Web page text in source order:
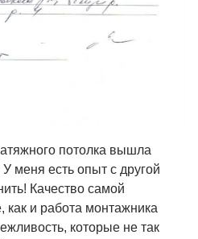
потолка вышла
меня есть опыт с другой
Качество самой
как и работа монтажника
которые не так